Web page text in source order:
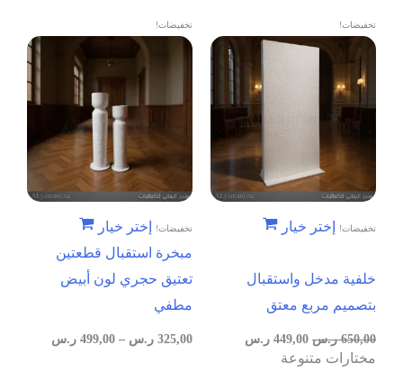
تخفيضات!
تخفيضات! إختر خيار
خلفية مدخل واستقبال
بتصميم مربع معتق
650,00 ر.س 449,00 ر.س
تخفيضات!
تخفيضات!
إختر خيار
مبخرة استقبال قطعتين
تعتيق حجري لون أبيض
مطفي
325,00 ر.س –
499,00 ر.س
مختارات متنوعة